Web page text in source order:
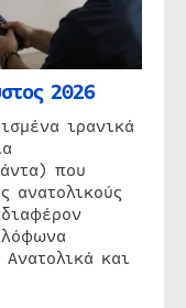
2026
ιρανικά
που
ανατολικούς
και